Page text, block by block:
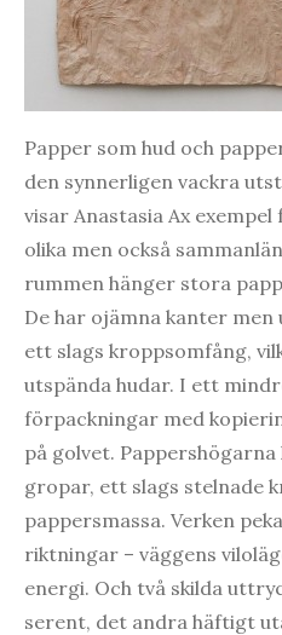
Papper som hud och
den synnerligen vackra
visar Anastasia Ax
olika men också
rummen hänger stora
De har ojämna kanter
ett slags kroppsomfång,
utspända hudar. I ett
förpackningar med
på golvet.
gropar, ett slags stelnade
pappersmassa. Verken
riktningar – väggens
energi. Och två skilda
serent, det andra häftigt